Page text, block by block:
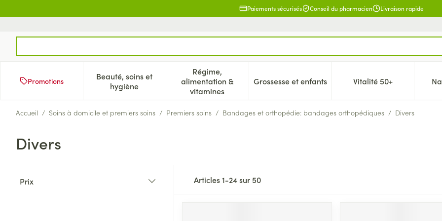
Paiements sécurisés Conseil du pharmacien Livraison rapide
Promotions
Beauté, soins et
hygièneAfficher le sous-menu pour la catégorie Beauté, soins et hygiène
Régime,
alimentation &
vitamines
Afficher le sous-menu pour la catégorie Régime, alimentation &
Grossesse et enfantsAfficher le sous-menu pour la catégorie
Vitalité 50+Afficher le sous-
Accueil / Soins à domicile et premiers soins / Premiers soins / Bandages et orthopédie: bandages orthopédiques / Divers
Divers
Prix
Articles1-24sur50